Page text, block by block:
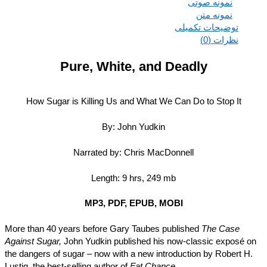
نمونه صوتی
نمونه متن
توضیحات تکمیلی
نظرات (0)
Pure, White, and Deadly
How Sugar is Killing Us and What We Can Do to Stop It
By: John Yudkin
Narrated by: Chris MacDonnell
Length: 9 hrs, 249 mb
MP3, PDF, EPUB, MOBI
More than 40 years before Gary Taubes published The Case
Against Sugar,John Yudkin published his now-classic exposé
the dangers of sugar – now with a new introduction by Robert